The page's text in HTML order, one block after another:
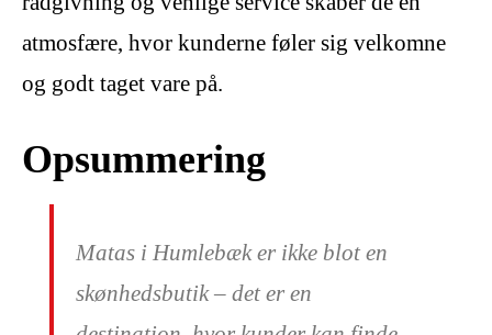
atmosfære, hvor kunderne føler sig velkomne
og godt taget vare på.
Opsummering
Matas i Humlebæk er ikke blot en
skønhedsbutik – det er en